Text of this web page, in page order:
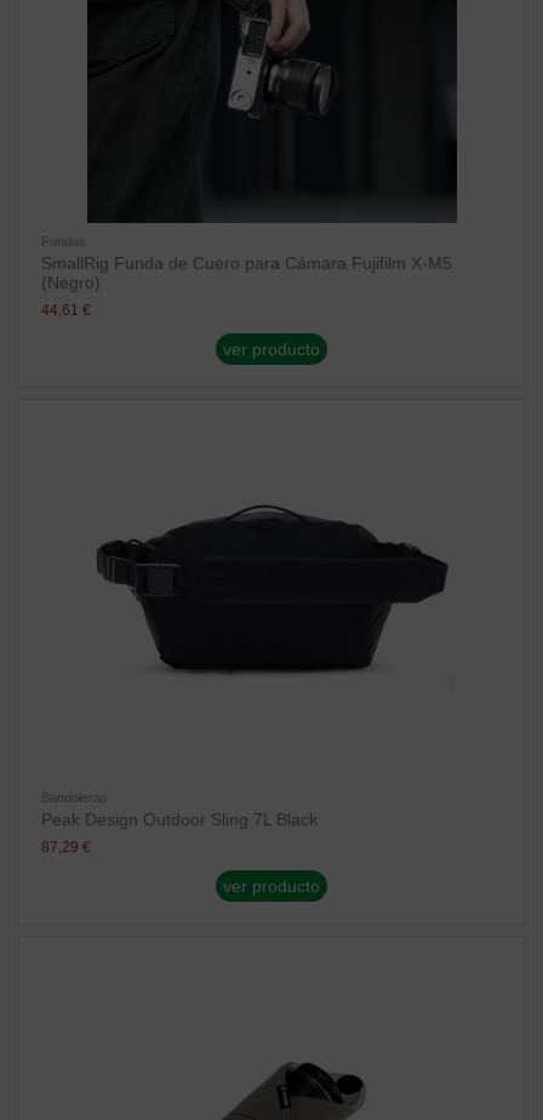
Fundas
SmallRig Funda de Cuero para Cámara Fujifilm X-M5
(Negro)
44,61 €
ver producto
Bandoleras
Peak Design Outdoor Sling 7L Black
87,29 €
ver producto